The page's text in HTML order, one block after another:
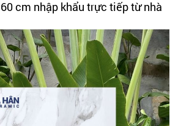
cm nhập khẩu trực tiếp từ nhà